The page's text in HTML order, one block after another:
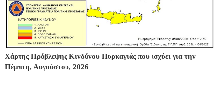
Χάρτης Πρόβλεψης Κινδύνου Πυρκαγιάς που ισχύει για την
Πέμπτη, Αυγούστου, 2026